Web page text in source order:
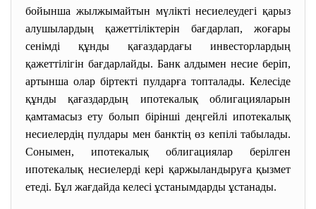
бойынша жылжымайтын мүлікті несиелеудегі қарыз
алушылардың қажеттіліктерін бағдарлап, жоғары
сенімді құнды қағаздардағы инвесторлардың
қажеттілігін бағдарлайды. Банк алдымен несие беріп,
артынша олар біртекті пулдарға топталады. Келесіде
құнды қағаздардың ипотекалық облигацияларын
қамтамасыз ету болып бірінші деңгейлі ипотекалық
несиелердің пулдары мен банктің өз кепілі табылады.
Сонымен, ипотекалық облигациялар берілген
ипотекалық несиелерді кері қаржыландыруға қызмет
етеді. Бұл жағдайда келесі ұстанымдарды ұстанады.